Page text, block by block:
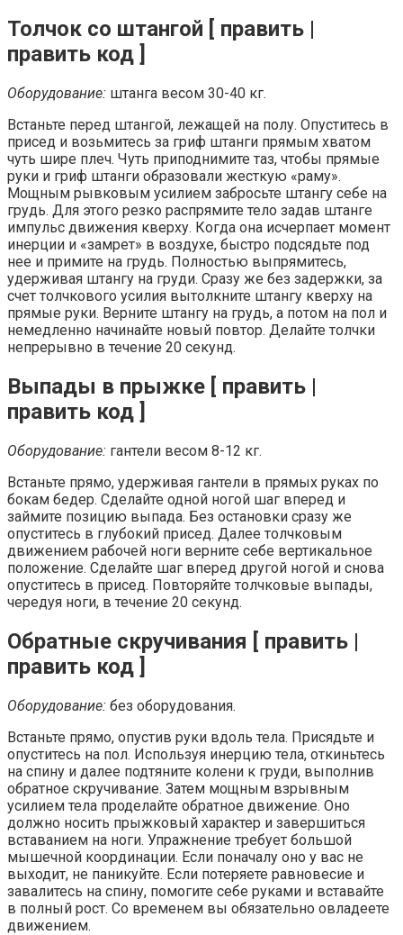
Толчок со штангой [ править |
править код ]
Оборудование: штанга весом 30-40 кг.
Встаньте перед штангой, лежащей на полу. Опуститесь в
присед и возьмитесь за гриф штанги прямым хватом
чуть шире плеч. Чуть приподнимите таз, чтобы прямые
руки и гриф штанги образовали жесткую «раму».
Мощным рывковым усилием забросьте штангу себе на
грудь. Для этого резко распрямите тело задав штанге
импульс движения кверху. Когда она исчерпает момент
инерции и «замрет» в воздухе, быстро подсядьте под
нее и примите на грудь. Полностью выпрямитесь,
удерживая штангу на груди. Сразу же без задержки, за
счет толчкового усилия вытолкните штангу кверху на
прямые руки. Верните штангу на грудь, а потом на пол и
немедленно начинайте новый повтор. Делайте толчки
непрерывно в течение 20 секунд.
Выпады в прыжке [ править |
править код ]
Оборудование: гантели весом 8-12 кг.
Встаньте прямо, удерживая гантели в прямых руках по
бокам бедер. Сделайте одной ногой шаг вперед и
займите позицию выпада. Без остановки сразу же
опуститесь в глубокий присед. Далее толчковым
движением рабочей ноги верните себе вертикальное
положение. Сделайте шаг вперед другой ногой и снова
опуститесь в присед. Повторяйте толчковые выпады,
чередуя ноги, в течение 20 секунд.
Обратные скручивания [ править |
править код ]
Оборудование: без оборудования.
Встаньте прямо, опустив руки вдоль тела. Присядьте и
опуститесь на пол. Используя инерцию тела, откиньтесь
на спину и далее подтяните колени к груди, выполнив
обратное скручивание. Затем мощным взрывным
усилием тела проделайте обратное движение. Оно
должно носить прыжковый характер и завершиться
вставанием на ноги. Упражнение требует большой
мышечной координации. Если поначалу оно у вас не
выходит, не паникуйте. Если потеряете равновесие и
завалитесь на спину, помогите себе руками и вставайте
в полный рост. Со временем вы обязательно овладеете
движением.